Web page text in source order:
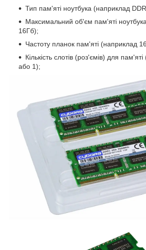
Тип пам'яті ноутбука (наприклад
Максимальний об'єм пам'яті
16Гб);
Частоту планок пам'яті (наприклад
Кількість слотів (роз'ємів) для
або 1);